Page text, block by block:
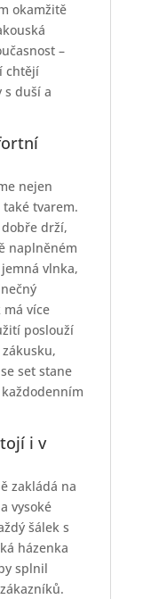
okamžitě
–
chtějí
s duší a
nejen
tvarem.
drží,
naplněném
vlnka,
více
poslouží
set stane
i v
zakládá na
vysoké
šálek s
házenka
splnil